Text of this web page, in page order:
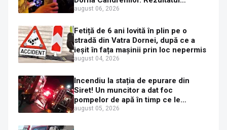
etilotestului: 1,59 mg/l alcool pur în
august 06, 2026
Fetiță de 6 ani lovită în plin pe o
stradă din Vatra Dornei, după ce a
ieșit în fața mașinii prin loc nepermis
august 04, 2026
Incendiu la stația de epurare din
Siret! Un muncitor a dat foc
pompelor de apă în timp ce le
alimenta cu combustibil
august 05, 2026